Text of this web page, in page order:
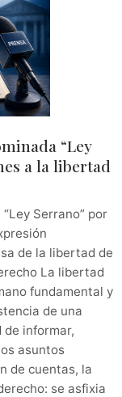
“Ley
a la libertad
Serrano” por
de la libertad de
La libertad
fundamental y
de una
de informar,
asuntos
de cuentas, la
se asfixia